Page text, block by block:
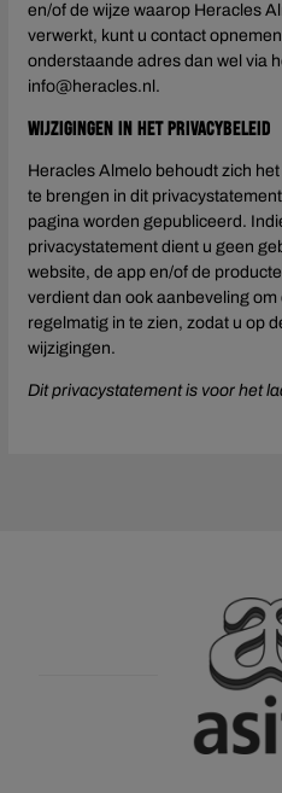
en/of de wijze waarop Heracles
verwerkt, kunt u contact
onderstaande adres dan wel via
info@heracles.nl.
Wijzigingen in het privacybeleid
Heracles Almelo behoudt zich
te brengen in dit
pagina worden gepubliceerd.
privacystatement dient u geen
website, de app en/of de
verdient dan ook aanbeveling
regelmatig in te zien, zodat u op
wijzigingen.
Dit privacystatement is voor het